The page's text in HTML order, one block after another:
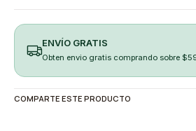
ENVÍO GRATIS
Obten envio gratis comprando sobre
COMPARTE ESTE PRODUCTO